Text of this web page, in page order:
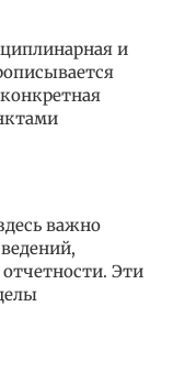
и
важно
Эти